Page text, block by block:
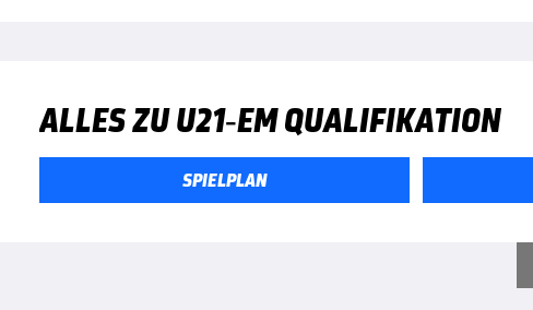
ALLES ZU U21-EM QUALIFIKATION
SPIELPLAN